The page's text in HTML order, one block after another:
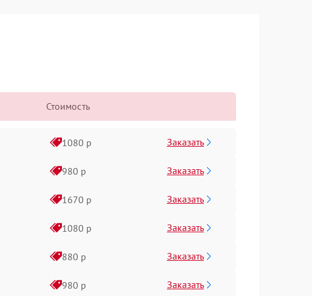
Стоимость
1080 р Заказать
980 р Заказать
1670 р Заказать
1080 р Заказать
880 р Заказать
980 р Заказать